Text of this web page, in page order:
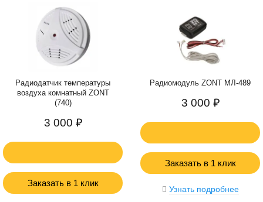
Радиодатчик температуры
воздуха комнатный ZONT
(740)
3 000 ₽
Заказать в 1 клик
Радиомодуль ZONT МЛ‑489
3 000 ₽
Заказать в 1 клик
Узнать подробнее